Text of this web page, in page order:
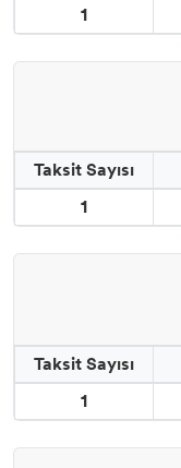
1
Taksit Sayısı
1
Taksit Sayısı
1